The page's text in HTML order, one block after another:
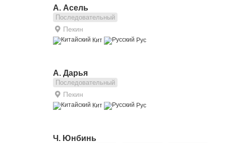
А. Асель
Последовательный
Пекин
Кит Рус
А. Дарья
Последовательный
Пекин
Кит Рус
Ч. Юнбинь